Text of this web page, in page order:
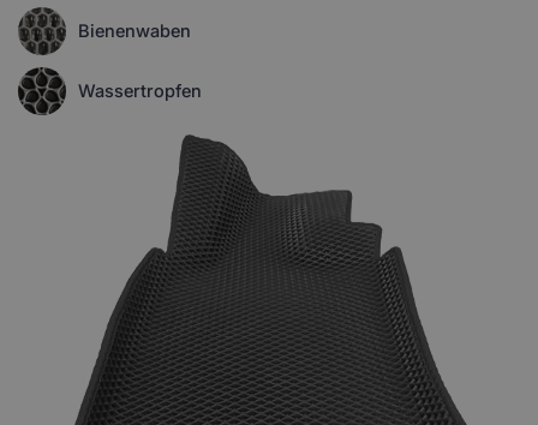
Bienenwaben
Wassertropfen